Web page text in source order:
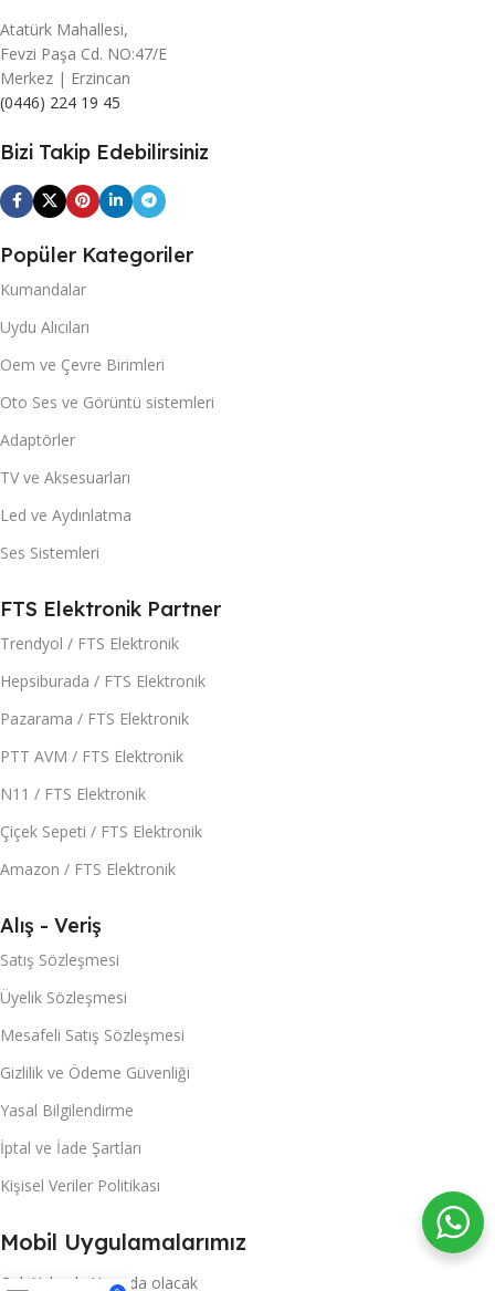
Atatürk Mahallesi,
Fevzi Paşa Cd. NO:47/E
Merkez | Erzincan
(0446) 224 19 45
Bizi Takip Edebilirsiniz
Popüler Kategoriler
Kumandalar
Uydu Alıcıları
Oem ve Çevre Birimleri
Oto Ses ve Görüntü sistemleri
Adaptörler
TV ve Aksesuarları
Led ve Aydınlatma
Ses Sistemleri
FTS Elektronik Partner
Trendyol / FTS Elektronik
Hepsiburada / FTS Elektronik
Pazarama / FTS Elektronik
PTT AVM / FTS Elektronik
N11 / FTS Elektronik
Çiçek Sepeti / FTS Elektronik
Amazon / FTS Elektronik
Alış - Veriş
Satış Sözleşmesi
Üyelik Sözleşmesi
Mesafeli Satış Sözleşmesi
Gizlilik ve Ödeme Güvenliği
Yasal Bilgilendirme
İptal ve İade Şartları
Kişisel Veriler Politikası
Mobil Uygulamalarımız
Çok Yakında Yayında olacak